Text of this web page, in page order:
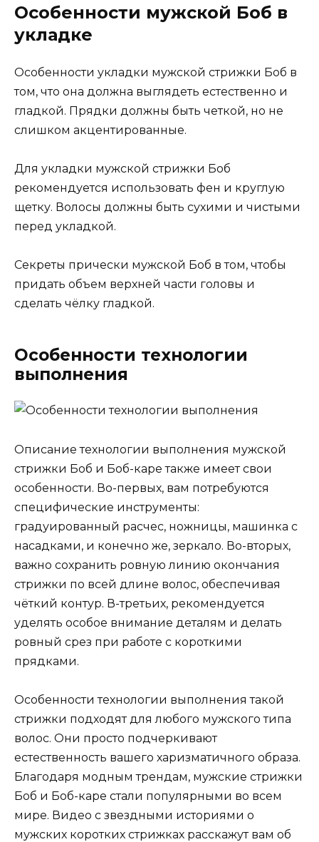
Особенности мужской Боб в
укладке
Особенности укладки мужской стрижки Боб в
том, что она должна выглядеть естественно и
гладкой. Прядки должны быть четкой, но не
слишком акцентированные.
Для укладки мужской стрижки Боб
рекомендуется использовать фен и круглую
щетку. Волосы должны быть сухими и чистыми
перед укладкой.
Секреты прически мужской Боб в том, чтобы
придать объем верхней части головы и
сделать чёлку гладкой.
Особенности технологии
выполнения
Описание технологии выполнения мужской
стрижки Боб и Боб-каре также имеет свои
особенности. Во-первых, вам потребуются
специфические инструменты:
градуированный расчес, ножницы, машинка с
насадками, и конечно же, зеркало. Во-вторых,
важно сохранить ровную линию окончания
стрижки по всей длине волос, обеспечивая
чёткий контур. В-третьих, рекомендуется
уделять особое внимание деталям и делать
ровный срез при работе с короткими
прядками.
Особенности технологии выполнения такой
стрижки подходят для любого мужского типа
волос. Они просто подчеркивают
естественность вашего харизматичного образа.
Благодаря модным трендам, мужские стрижки
Боб и Боб-каре стали популярными во всем
мире. Видео с звездными историями о
мужских коротких стрижках расскажут вам об